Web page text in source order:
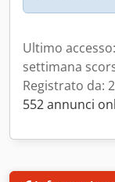
Ultimo
settimana
Registrato da:
552 annunci